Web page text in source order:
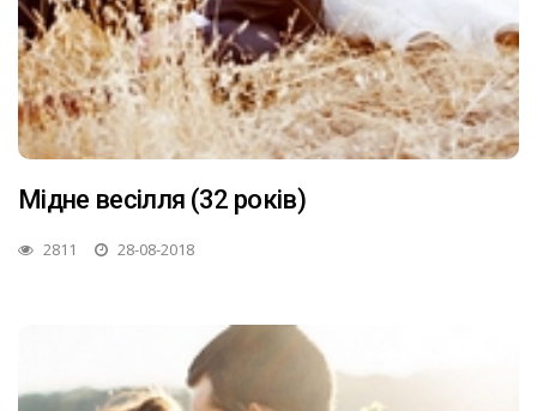
Мідне весілля (32 років)
2811 28-08-2018